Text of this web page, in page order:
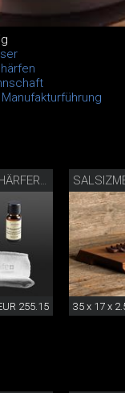
PRÄZISIONSMESSERSCHÄRFER MIT PFLEGESET
255.15 35 x 17 x